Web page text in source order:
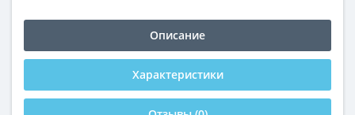
Описание
Характеристики